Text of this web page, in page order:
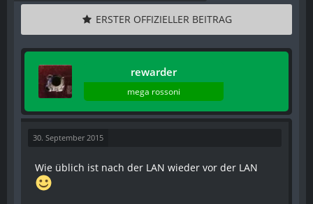
ERSTER OFFIZIELLER BEITRAG
rewarder
mega rossoni
30. September 2015
Wie üblich ist nach der LAN wieder vor der LAN